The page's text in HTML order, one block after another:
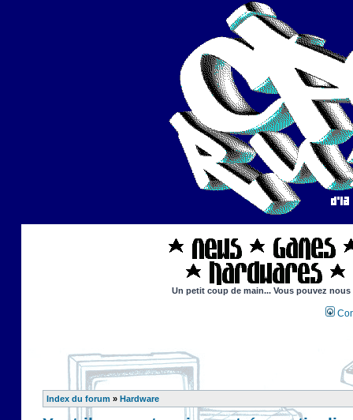
Un petit coup de main... Vous pouvez
Index du forum » Hardware